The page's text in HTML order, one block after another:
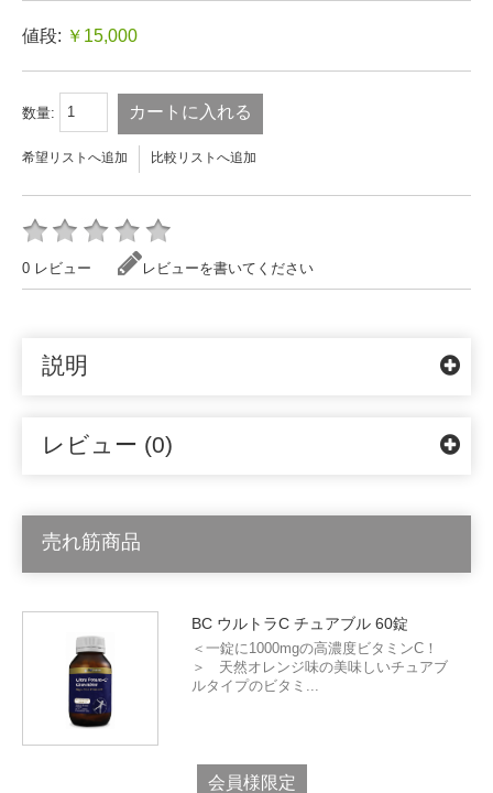
値段: ￥15,000
数量: カートに入れる
希望リストへ追加 比較リストへ追加
0 レビュー レビューを書いてください
説明
レビュー (0)
売れ筋商品
BC ウルトラC チュアブル 60錠
＜一錠に1000mgの高濃度ビタミンC！
＞ 天然オレンジ味の美味しいチュアブ
ルタイプのビタミ...
会員様限定